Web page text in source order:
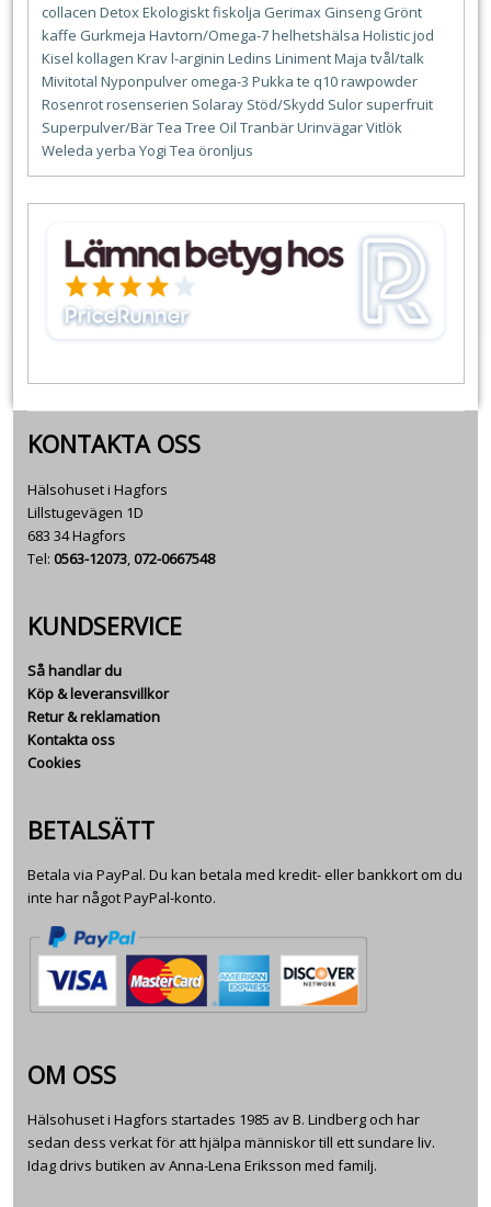
collacen DetoxEkologisktfiskolja Gerimax Ginseng Grönt
kaffe Gurkmeja Havtorn/Omega-7helhetshälsa Holisticjod
Kisel kollagen Kravl-arginin Ledins LinimentMaja tvål/talk
Mivitotal Nyponpulver omega-3 Pukka te q10rawpowder
Rosenrotrosenserien Solaray Stöd/Skydd Sulor superfruit
Superpulver/BärTea Tree Oil TranbärUrinvägarVitlök
Weleda yerba Yogi Tea öronljus
KONTAKTA OSS
Hälsohuset i Hagfors
Lillstugevägen 1D
683 34 Hagfors
Tel: 0563-12073,072-0667548
KUNDSERVICE
Så handlar du
Köp & leveransvillkor
Retur & reklamation
Kontakta oss
Cookies
BETALSÄTT
Betala via PayPal. Du kan betala med kredit- eller bankkort om du
inte har något PayPal-konto.
OM OSS
Hälsohuset i Hagfors startades 1985 av B. Lindberg och har
sedan dess verkat för att hjälpa människor till ett sundare liv.
Idag drivs butiken av Anna-Lena Eriksson med familj.